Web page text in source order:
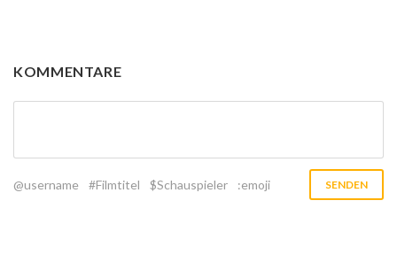
KOMMENTARE
@username #Filmtitel $Schauspieler :emoji